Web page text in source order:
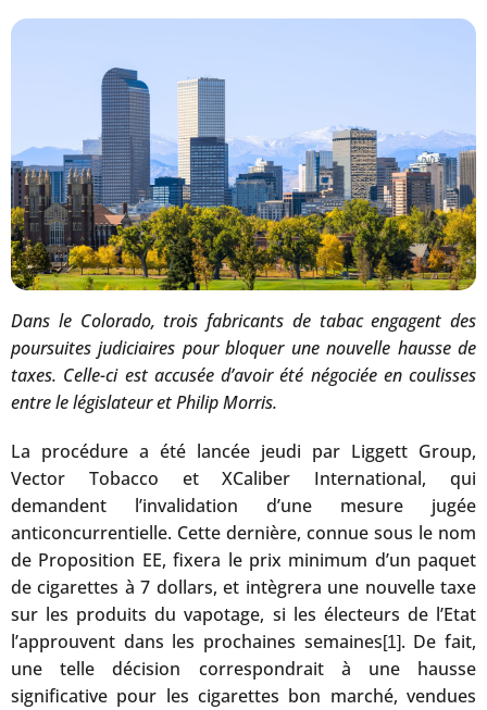
Dans le Colorado, trois fabricants de tabac engagent des
poursuites judiciaires pour bloquer une nouvelle hausse de
taxes. Celle-ci est accusée d’avoir été négociée en coulisses
entre le législateur et Philip Morris.
La procédure a été lancée jeudi par Liggett Group,
Vector Tobacco et XCaliber International, qui
demandent l’invalidation d’une mesure jugée
anticoncurrentielle. Cette dernière, connue sous le nom
de Proposition EE, fixera le prix minimum d’un paquet
de cigarettes à 7 dollars, et intègrera une nouvelle taxe
sur les produits du vapotage, si les électeurs de l’Etat
l’approuvent dans les prochaines semaines[1]. De fait,
une telle décision correspondrait à une hausse
significative pour les cigarettes bon marché, vendues